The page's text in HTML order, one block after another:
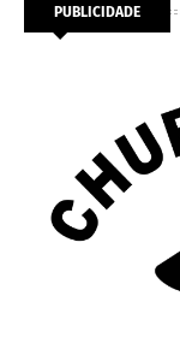
PUBLICIDADE